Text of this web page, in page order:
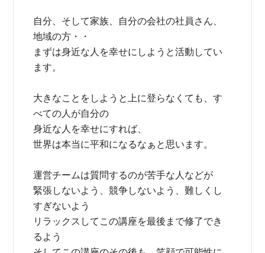
自分、そして家族、自分の会社の社員さん、
地域の方・・
まずは身近な人を幸せにしようと活動してい
ます。
大きなことをしようと上に登らなくても、す
べての人が自分の
身近な人を幸せにすれば、
世界は本当に平和になるなぁと思います。
運営チームは質問するのが苦手な人などが
緊張しないよう、競争しないよう、難しくし
すぎないよう
リラックスしてこの講座を最後まで修了でき
るよう